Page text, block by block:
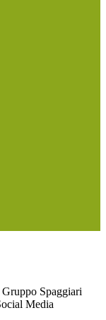
Spaggiari
Media